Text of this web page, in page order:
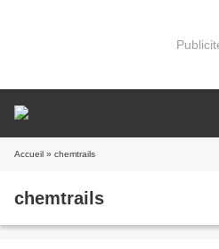
Accueil » chemtrails
chemtrails